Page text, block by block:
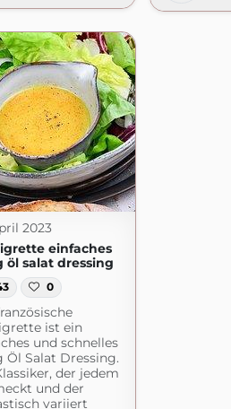
2023
einfaches
öl salat dressing
0
ist ein
und schnelles
Öl Salat Dressing.
der jedem
und der
variiert